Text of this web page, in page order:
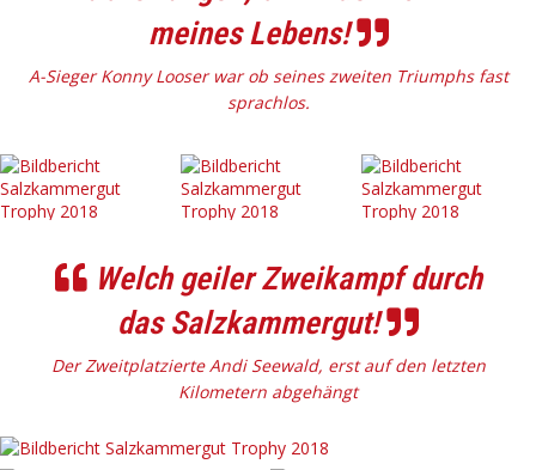
meines Lebens!
A-Sieger Konny Looser war ob seines zweiten Triumphs fast
sprachlos.
Welch geiler Zweikampf durch
das Salzkammergut!
Der Zweitplatzierte Andi Seewald, erst auf den letzten
Kilometern abgehängt